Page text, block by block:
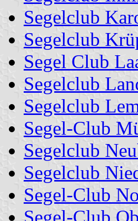
Segelclub
Segelclub
Segel Club
Segelclub
Segelclub
Segel-Club
Segelclub
Segelclub
Segel-Club
Segel-Club